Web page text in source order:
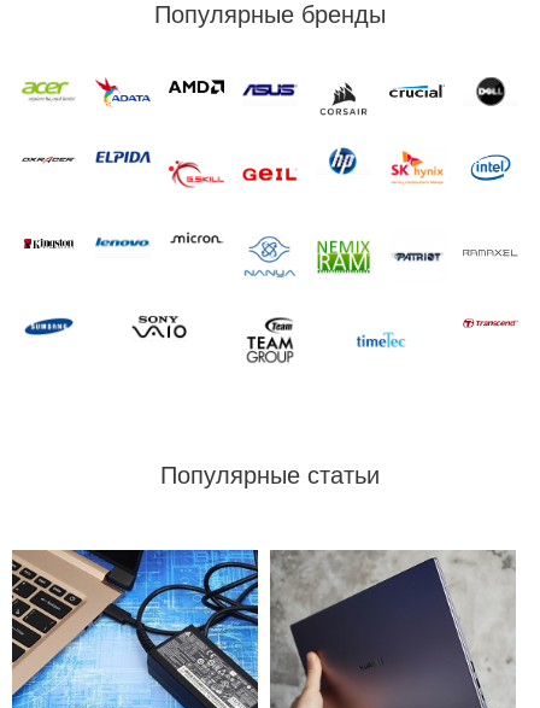
Популярные бренды
Популярные статьи